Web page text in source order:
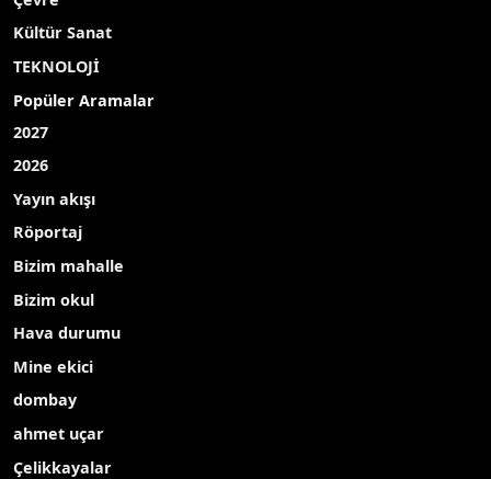
Kültür Sanat
TEKNOLOJİ
Popüler Aramalar
2027
2026
Yayın akışı
Röportaj
Bizim mahalle
Bizim okul
Hava durumu
Mine ekici
dombay
ahmet uçar
Çelikkayalar